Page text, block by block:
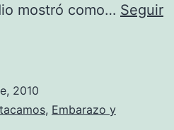
mostró como… Seguir
2010
, Embarazo y